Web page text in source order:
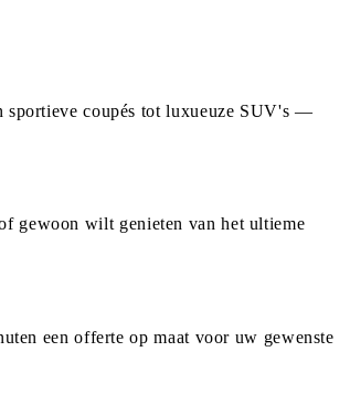
sportieve coupés tot luxueuze SUV's —
gewoon wilt genieten van het ultieme
een offerte op maat voor uw gewenste